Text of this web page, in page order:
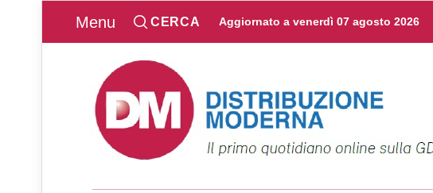
Menu CERCA Aggiornato a venerdì 07 agosto 2026